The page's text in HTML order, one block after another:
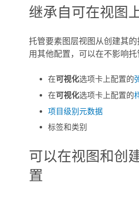
继承自可在视图
托管要素图层视图从创建其
用其他配置，可以在不影响
在可视化选项卡上配置的
在可视化选项卡上配置的
项目级别元数据
标签和类别
可以在视图和创
置